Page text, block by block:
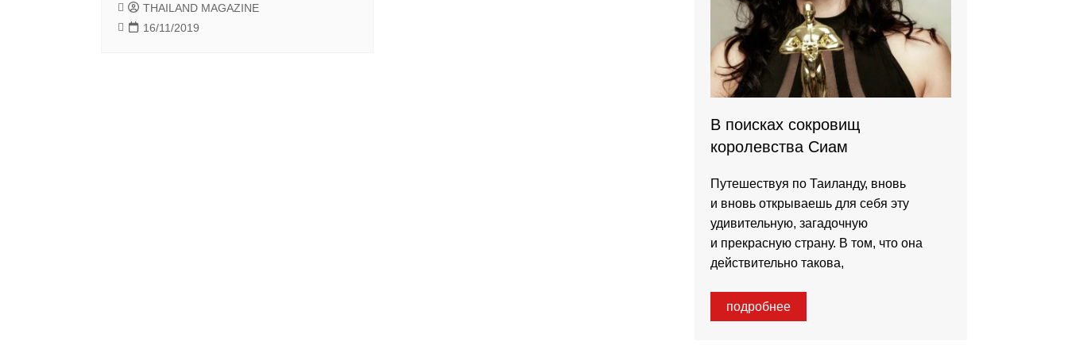
THAILAND MAGAZINE
16/11/2019
В поисках сокровищ
королевства Сиам
Путешествуя по Таиланду, вновь
и вновь открываешь для себя эту
удивительную, загадочную
и прекрасную страну. В том, что она
действительно такова,
подробнее